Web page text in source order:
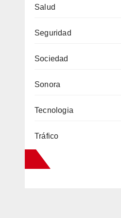
Salud
Seguridad
Sociedad
Sonora
Tecnologia
Tráfico